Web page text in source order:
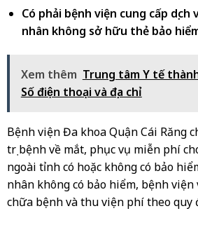
Có phải bệnh viện cung cấp dịch
nhân không sở hữu thẻ bảo
Xem thêm Trung tâm Y tế
Số điện thoại và địa chỉ
Bệnh viện Đa khoa Quận Cái Răng
trị bệnh về mắt, phục vụ miễn phí
ngoài tỉnh có hoặc không có bảo
nhân không có bảo hiểm, bệnh
chữa bệnh và thu viện phí theo quy